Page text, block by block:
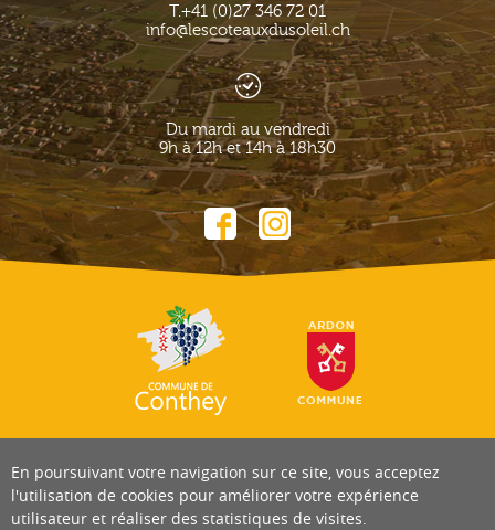
T.+41 (0)27 346 72 01
info@lescoteauxdusoleil.ch
Du mardi au vendredi
9h à 12h et 14h à 18h30
En poursuivant votre navigation sur ce site, vous acceptez
l'utilisation de cookies pour améliorer votre expérience
utilisateur et réaliser des statistiques de visites.